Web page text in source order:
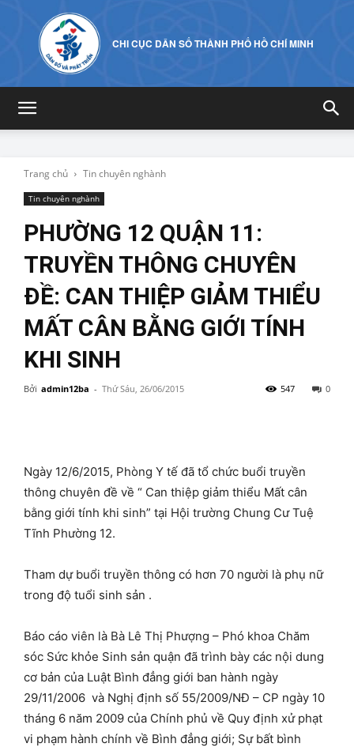
CHI CỤC DÂN SỐ THÀNH PHỐ HỒ CHÍ MINH
Trang chủ Tin chuyên nghành
Tin chuyên nghành
PHƯỜNG 12 QUẬN 11:
TRUYỀN THÔNG CHUYÊN
ĐỀ: CAN THIỆP GIẢM THIỂU
MẤT CÂN BẰNG GIỚI TÍNH
KHI SINH
Bởi admin12ba - Thứ Sáu, 26/06/2015 0
547
Ngày 12/6/2015, Phòng Y tế đã tổ chức buổi truyền
thông chuyên đề về “ Can thiệp giảm thiểu Mất cân
bằng giới tính khi sinh” tại Hội trường Chung Cư Tuệ
Tĩnh Phường 12.
Tham dự buổi truyền thông có hơn 70 người là phụ nữ
trong độ tuổi sinh sản .
Báo cáo viên là Bà Lê Thị Phượng – Phó khoa Chăm
sóc Sức khỏe Sinh sản quận đã trình bày các nội dung
cơ bản của Luật Bình đẳng giới ban hành ngày
29/11/2006 và Nghị định số 55/2009/NĐ – CP ngày 10
tháng 6 năm 2009 của Chính phủ về Quy định xử phạt
vi phạm hành chính về Bình đẳng giới; Sự bất bình